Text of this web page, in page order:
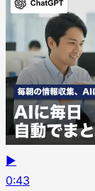
▶
0:43